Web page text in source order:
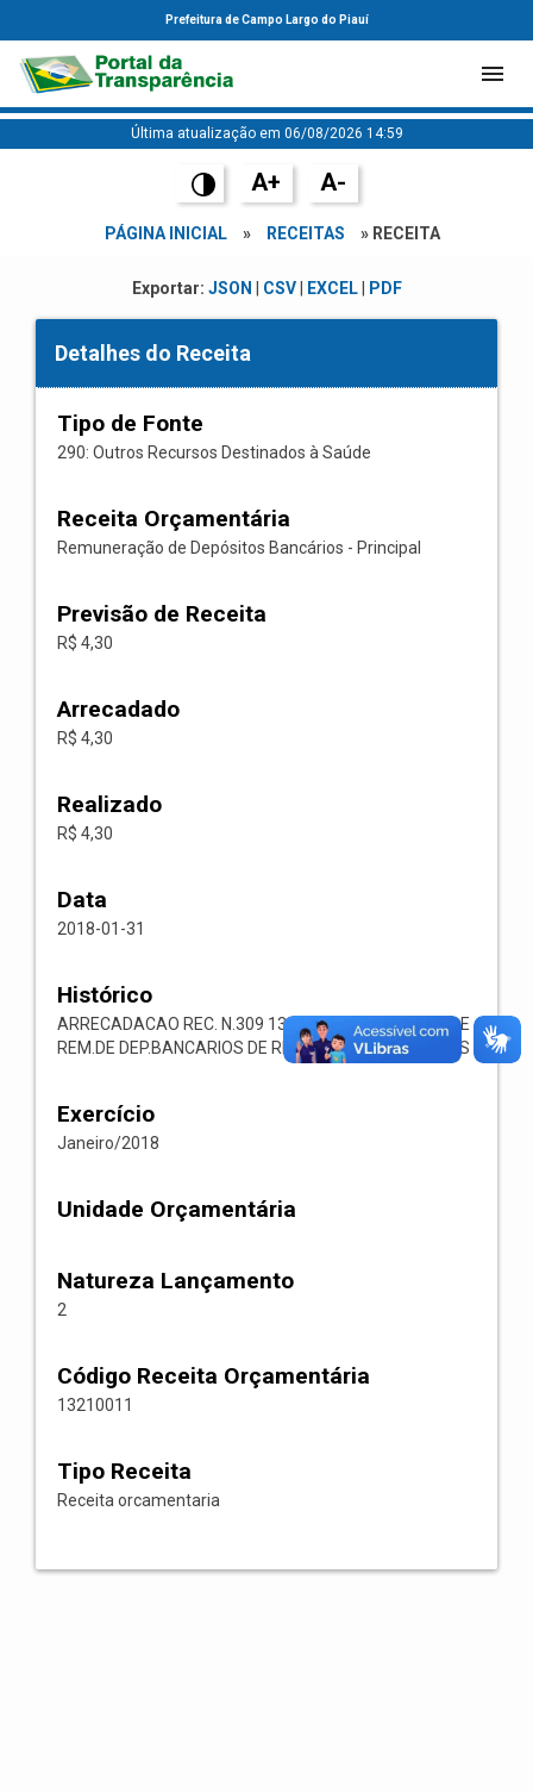
Prefeitura de Campo Largo do Piauí
Última atualização em 06/08/2026 14:59
A+ A-
PÁGINA INICIAL » RECEITAS » RECEITA
Exportar: JSON CSV| EXCEL| PDF
Detalhes do Receita
Tipo de Fonte
290: Outros Recursos Destinados à Saúde
Receita Orçamentária
Remuneração de Depósitos Bancários - Principal
Previsão de Receita
R$ 4,30
Arrecadado
R$ 4,30
Realizado
R$ 4,30
Data
2018-01-31
Histórico
ARRECADACAO REC. N.309 1321.00.1.1.03 RECEITA DE
REM.DE DEP.BANCARIOS DE REC.VINCULADOS AO FMS
Exercício
Janeiro/2018
Unidade Orçamentária
Natureza Lançamento
2
Código Receita Orçamentária
13210011
Tipo Receita
Receita orcamentaria